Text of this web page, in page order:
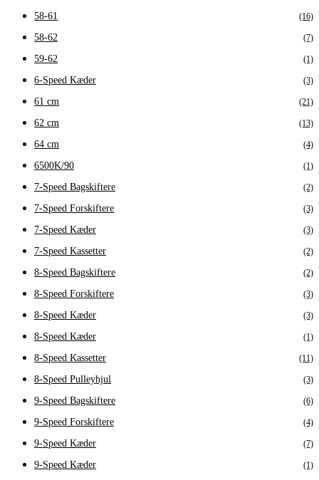
58-61 (16)
58-62 (7)
59-62 (1)
6-Speed Kæder (3)
61 cm (21)
62 cm (13)
64 cm (4)
6500K/90 (1)
7-Speed Bagskiftere (2)
7-Speed Forskiftere (3)
7-Speed Kæder (3)
7-Speed Kassetter (2)
8-Speed Bagskiftere (2)
8-Speed Forskiftere (3)
8-Speed Kæder (3)
8-Speed Kæder (1)
8-Speed Kassetter (11)
8-Speed Pulleyhjul (3)
9-Speed Bagskiftere (6)
9-Speed Forskiftere (4)
9-Speed Kæder (7)
9-Speed Kæder (1)